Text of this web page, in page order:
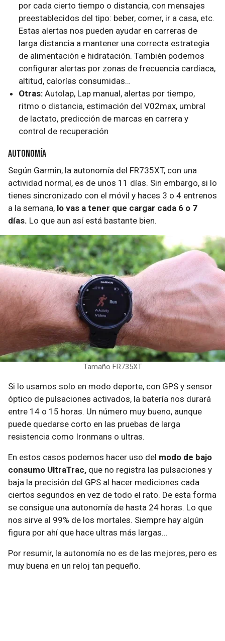
por cada cierto tiempo o distancia, con mensajes
preestablecidos del tipo: beber, comer, ir a casa, etc.
Estas alertas nos pueden ayudar en carreras de
larga distancia a mantener una correcta estrategia
de alimentación e hidratación. También podemos
configurar alertas por zonas de frecuencia cardiaca,
altitud, calorías consumidas…
Otras: Autolap, Lap manual, alertas por tiempo,
ritmo o distancia, estimación del V02max, umbral
de lactato, predicción de marcas en carrera y
control de recuperación
Autonomía
Según Garmin, la autonomía del FR735XT, con una
actividad normal, es de unos 11 días. Sin embargo, si lo
tienes sincronizado con el móvil y haces 3 o 4 entrenos
a la semana, lo vas a tener que cargar cada 6 o 7
días. Lo que aun así está bastante bien.
Tamaño FR735XT
Si lo usamos solo en modo deporte, con GPS y sensor
óptico de pulsaciones activados, la batería nos durará
entre 14 o 15 horas. Un número muy bueno, aunque
puede quedarse corto en las pruebas de larga
resistencia como Ironmans o ultras.
En estos casos podemos hacer uso del modo de bajo
consumo UltraTrac, que no registra las pulsaciones y
baja la precisión del GPS al hacer mediciones cada
ciertos segundos en vez de todo el rato. De esta forma
se consigue una autonomía de hasta 24 horas. Lo que
nos sirve al 99% de los mortales. Siempre hay algún
figura por ahí que hace ultras más largas…
Por resumir, la autonomía no es de las mejores, pero es
muy buena en un reloj tan pequeño.